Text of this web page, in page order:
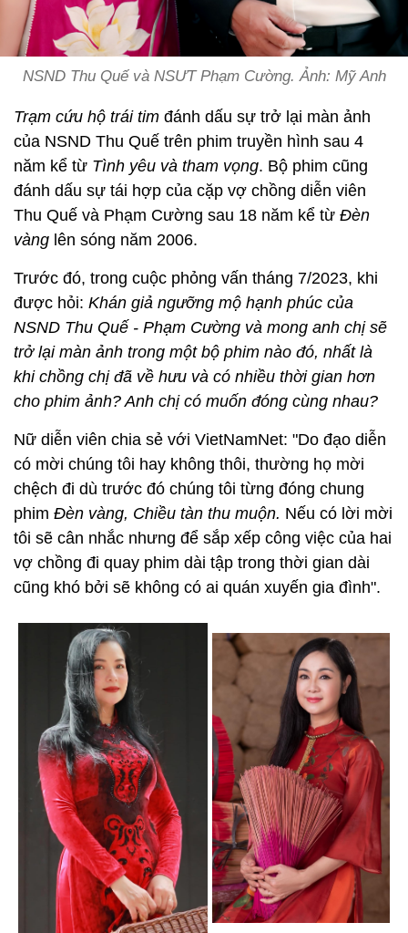
NSND Thu Quế và NSƯT Phạm Cường. Ảnh: Mỹ Anh
Trạm cứu hộ trái tim đánh dấu sự trở lại màn ảnh
của NSND Thu Quế trên phim truyền hình sau 4
năm kể từ Tình yêu và tham vọng. Bộ phim cũng
đánh dấu sự tái hợp của cặp vợ chồng diễn viên
Thu Quế và Phạm Cường sau 18 năm kể từ Đèn
vàng lên sóng năm 2006.
Trước đó, trong cuộc phỏng vấn tháng 7/2023, khi
được hỏi: Khán giả ngưỡng mộ hạnh phúc của
NSND Thu Quế - Phạm Cường và mong anh chị sẽ
trở lại màn ảnh trong một bộ phim nào đó, nhất là
khi chồng chị đã về hưu và có nhiều thời gian hơn
cho phim ảnh? Anh chị có muốn đóng cùng nhau?
Nữ diễn viên chia sẻ với VietNamNet: "Do đạo diễn
có mời chúng tôi hay không thôi, thường họ mời
chệch đi dù trước đó chúng tôi từng đóng chung
phim Đèn vàng, Chiều tàn thu muộn. Nếu có lời mời
tôi sẽ cân nhắc nhưng để sắp xếp công việc của hai
vợ chồng đi quay phim dài tập trong thời gian dài
cũng khó bởi sẽ không có ai quán xuyến gia đình".